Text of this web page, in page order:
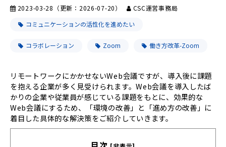
2023-03-28 （更新： 2026-07-20）
CSC運営事務局
コミュニケーションの活性化を進めたい
コラボレーション Zoom 働き方改革-Zoom
リモートワークにかかせないWeb会議ですが、導入後に課題
を抱える企業が多く見受けられます。Web会議を導入したば
かりの企業や従業員が感じている課題をもとに、効果的な
Web会議にするため、「環境の改善」と「進め方の改善」に
着目した具体的な解決策をご紹介していきます。